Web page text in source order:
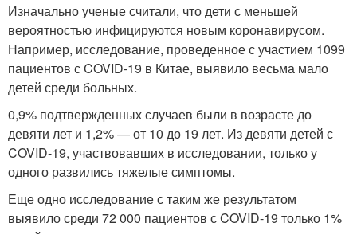
Изначально ученые считали, что дети с меньшей
вероятностью инфицируются новым коронавирусом.
Например, исследование, проведенное с участием 1099
пациентов с COVID-19 в Китае, выявило весьма мало
детей среди больных.
0,9% подтвержденных случаев были в возрасте до
девяти лет и 1,2% — от 10 до 19 лет. Из девяти детей с
COVID-19, участвовавших в исследовании, только у
одного развились тяжелые симптомы.
Еще одно исследование с таким же результатом
выявило среди 72 000 пациентов с COVID-19 только 1%